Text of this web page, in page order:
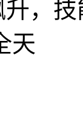
，
天